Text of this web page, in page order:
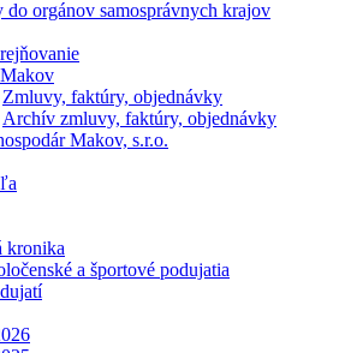
orgánov samosprávnych krajov
Zmluvy, faktúry, objednávky
Archív zmluvy, faktúry, objednávky
Makov, s.r.o.
kronika
a športové podujatia